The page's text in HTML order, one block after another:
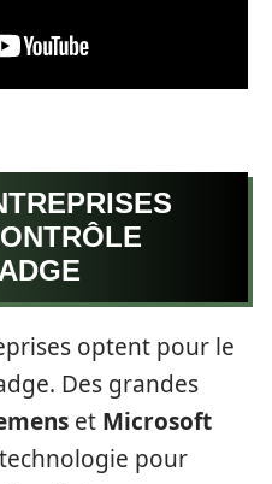
optent pour le
Des grandes
et Microsoft
pour